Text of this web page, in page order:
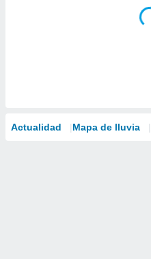
Actualidad Mapa de lluvia